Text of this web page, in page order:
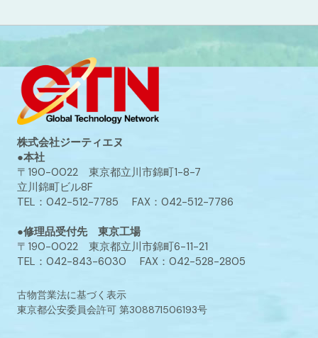
株式会社ジーティエヌ
●本社
〒190-0022 東京都立川市錦町1-8-7
立川錦町ビル8F
TEL：042-512-7785 FAX：042-512-7786
●修理品受付先 東京工場
〒190-0022 東京都立川市錦町6-11-21
TEL：042-843-6030 FAX：042-528-2805
古物営業法に基づく表示
東京都公安委員会許可 第308871506193号